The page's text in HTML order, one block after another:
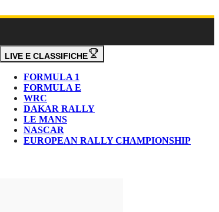
LIVE E CLASSIFICHE
FORMULA 1
FORMULA E
WRC
DAKAR RALLY
LE MANS
NASCAR
EUROPEAN RALLY CHAMPIONSHIP